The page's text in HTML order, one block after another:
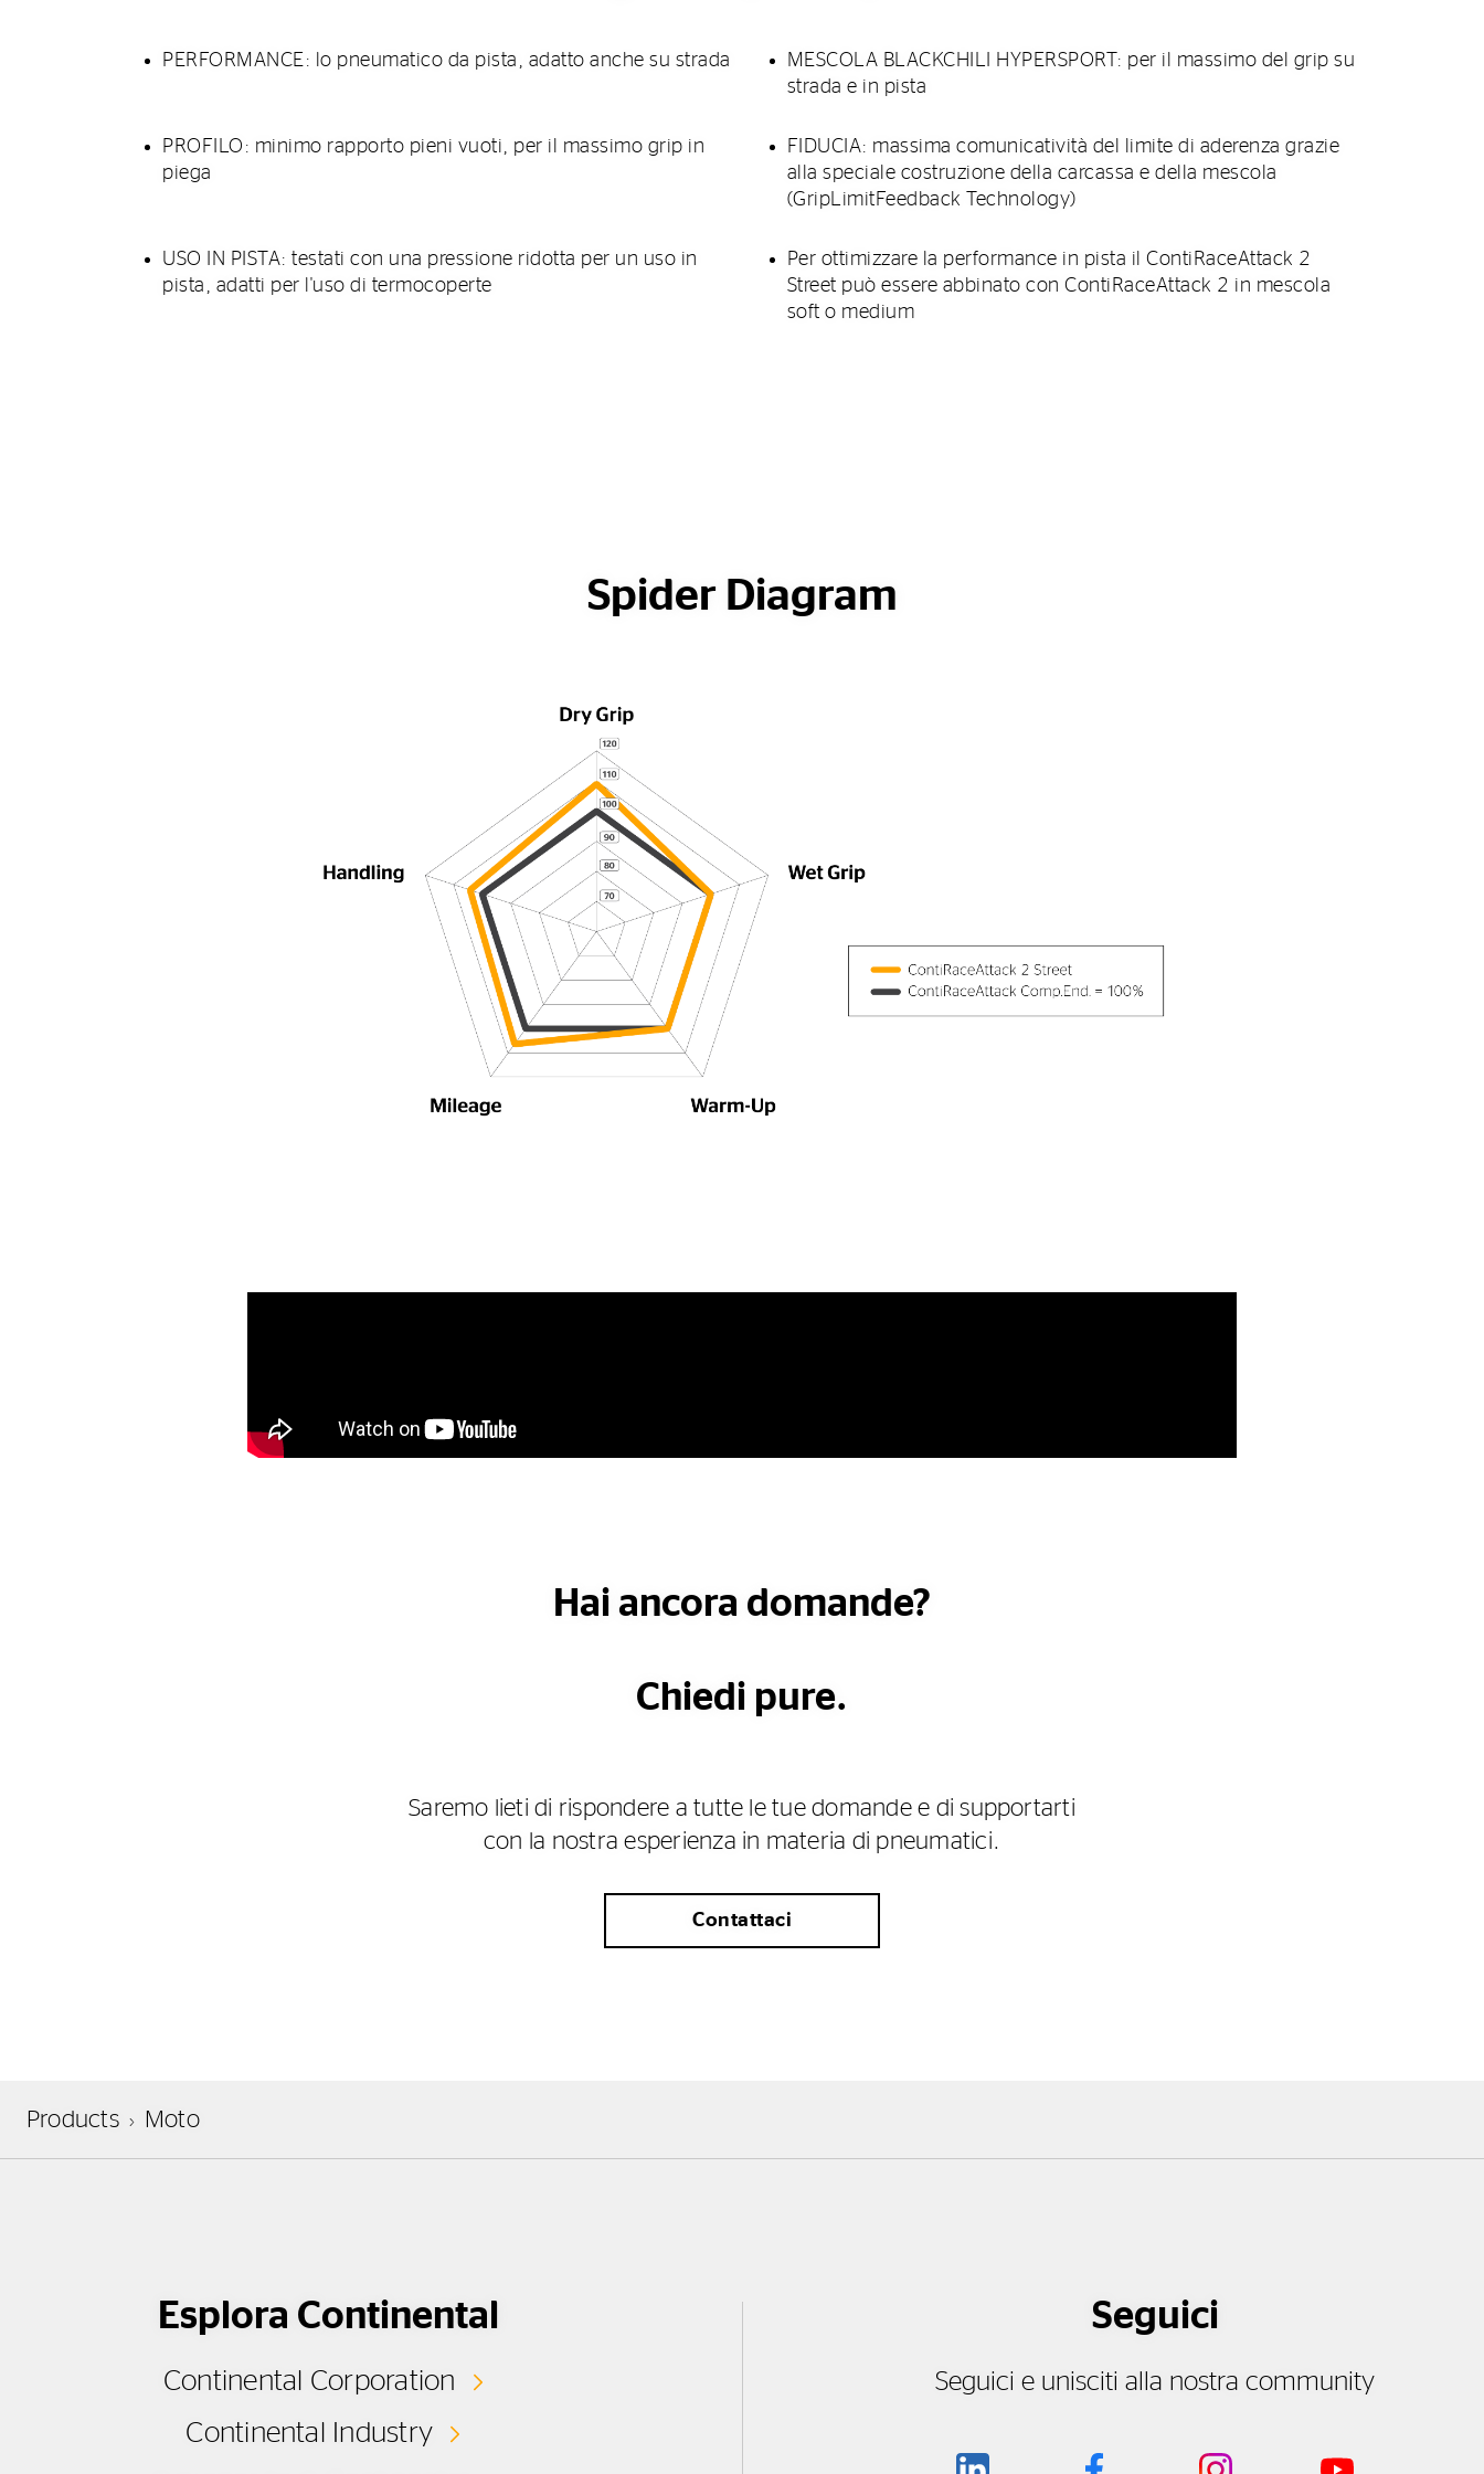
PERFORMANCE: lo pneumatico da pista, adatto anche su strada
MESCOLA BLACKCHILI HYPERSPORT: per il massimo del grip su
strada e in pista
PROFILO: minimo rapporto pieni vuoti, per il massimo grip in
piega
FIDUCIA: massima comunicatività del limite di aderenza grazie
alla speciale costruzione della carcassa e della mescola
(GripLimitFeedback Technology)
USO IN PISTA: testati con una pressione ridotta per un uso in
pista, adatti per l'uso di termocoperte
Per ottimizzare la performance in pista il ContiRaceAttack 2
Street può essere abbinato con ContiRaceAttack 2 in mescola
soft o medium
Spider Diagram
Hai ancora domande?
Chiedi pure.
Saremo lieti di rispondere a tutte le tue domande e di supportarti
con la nostra esperienza in materia di pneumatici.
Contattaci
Products Moto
Esplora Continental
Continental Corporation
Continental Industry
Seguici
Seguici e unisciti alla nostra community